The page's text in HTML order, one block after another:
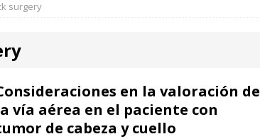
surgery
en la valoración de
vía aérea en el paciente con
de cabeza y cuello